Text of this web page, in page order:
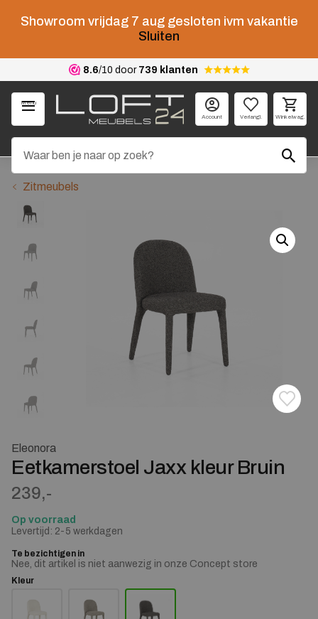
Showroom vrijdag 7 aug gesloten ivm vakantie
Sluiten
8.6/10 door 739 klanten
Menu
Account Verlangl. Winkelwag.
Zitmeubels
Eleonora
Eetkamerstoel Jaxx kleur Bruin
239,-
Op voorraad
Levertijd: 2-5 werkdagen
Te bezichtigen in
Nee, dit artikel is niet aanwezig in onze Concept store
Kleur